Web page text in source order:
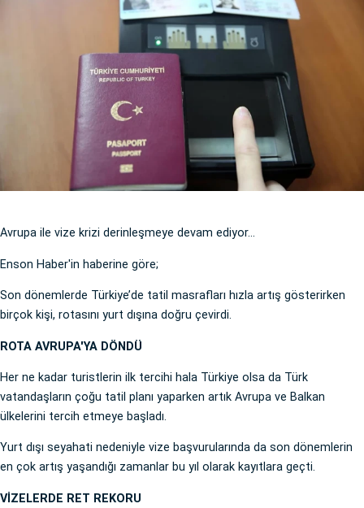
Avrupa ile vize krizi derinleşmeye devam ediyor...
Enson Haber'in haberine göre;
Son dönemlerde Türkiye’de tatil masrafları hızla artış gösterirken
birçok kişi, rotasını yurt dışına doğru çevirdi.
ROTA AVRUPA'YA DÖNDÜ
Her ne kadar turistlerin ilk tercihi hala Türkiye olsa da Türk
vatandaşların çoğu tatil planı yaparken artık Avrupa ve Balkan
ülkelerini tercih etmeye başladı.
Yurt dışı seyahati nedeniyle vize başvurularında da son dönemlerin
en çok artış yaşandığı zamanlar bu yıl olarak kayıtlara geçti.
VİZELERDE RET REKORU